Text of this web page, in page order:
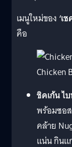
เมนูใหม่ของ ‘เ
คือ
Chicken
ชิคเก้น ไ
พร้อมซอ
คล้าย
แน่น กินแ